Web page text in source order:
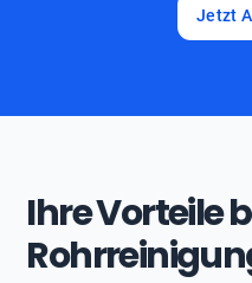
Jetzt
Ihre Vorteile